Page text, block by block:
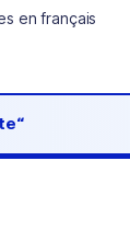
en français